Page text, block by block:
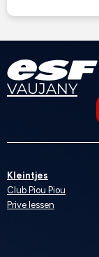
VAUJANY
Kleintjes
Club Piou Piou
Prive lessen